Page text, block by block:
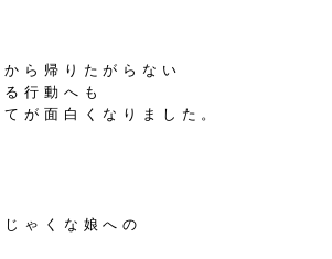
ら帰りたがらない
行動へも
が面白くなりました。
ゃくな娘への